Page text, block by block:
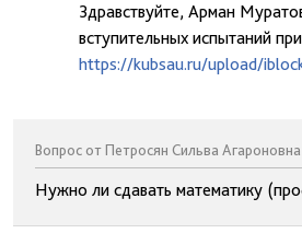
Здравствуйте, Арман
вступительных испытаний
https://kubsau.ru/upload/
Вопрос от Петросян Сильва Агароновна
Нужно ли сдавать математику